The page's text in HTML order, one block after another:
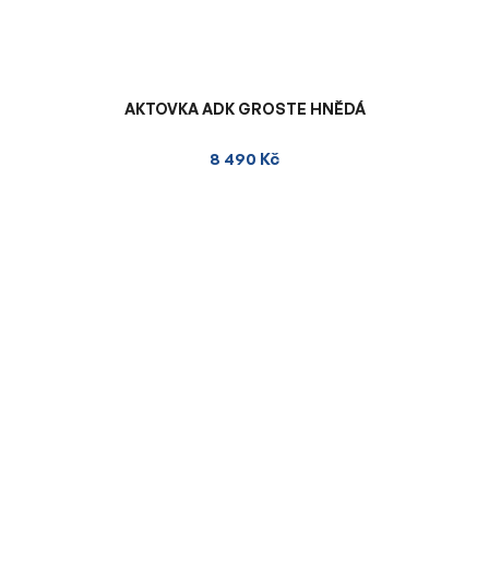
AKTOVKA ADK GROSTE HNĚDÁ
8 490 Kč